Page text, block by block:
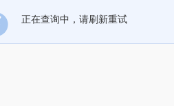
正在查询中，请刷新重试